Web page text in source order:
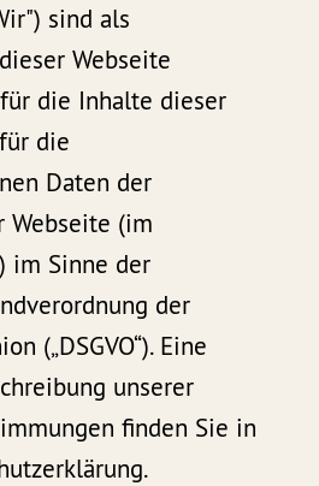
sind als
Webseite
die Inhalte dieser
die
Daten der
Webseite (im
im Sinne der
der
(„DSGVO“). Eine
unserer
finden Sie in